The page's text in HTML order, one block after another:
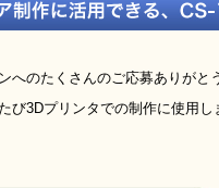
へのたくさんのご応募ありがと
び3Dプリンタでの制作に使用し